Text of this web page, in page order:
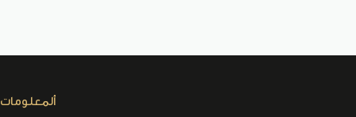
ألمعلومات